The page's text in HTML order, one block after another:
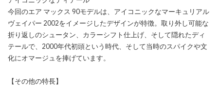
今回のエア マックス 90モデルは、アイコニックなマーキュリアル
ヴェイパー 2002をイメージしたデザインが特徴。取り外し可能な
折り返しのシュータン、カラーシフト仕上げ、そして隠れたディ
テールで、2000年代初頭という時代、そして当時のスパイクや文
化にオマージュを捧げています。
【その他の特長】